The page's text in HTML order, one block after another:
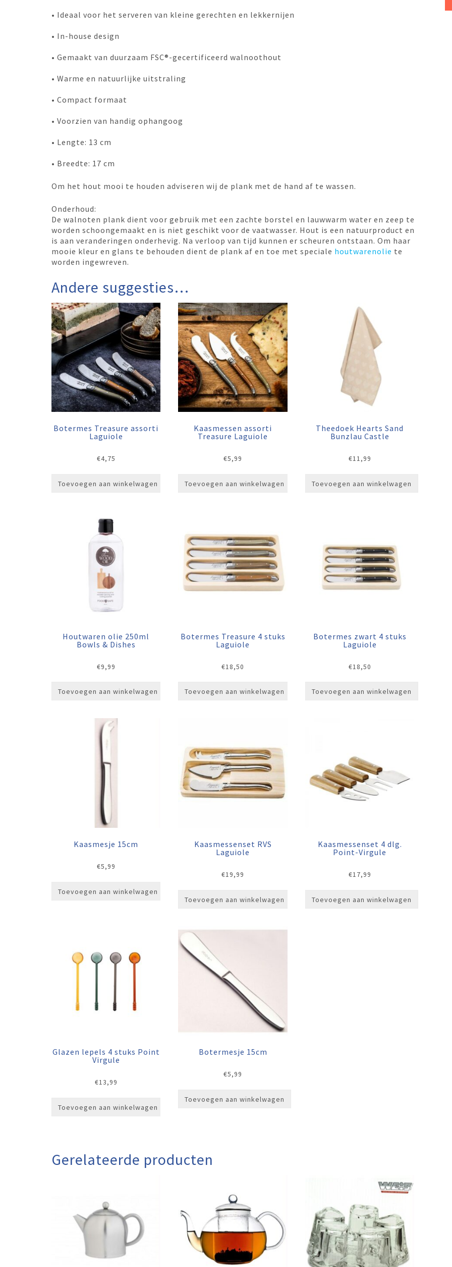
• Ideaal voor het serveren van kleine gerechten en lekkernijen
• In-house design
• Gemaakt van duurzaam FSC®-gecertificeerd walnoothout
• Warme en natuurlijke uitstraling
• Compact formaat
• Voorzien van handig ophangoog
• Lengte: 13 cm
• Breedte: 17 cm
Om het hout mooi te houden adviseren wij de plank met de hand af te wassen.
Onderhoud:
De walnoten plank dient voor gebruik met een zachte borstel en lauwwarm water en zeep te
worden schoongemaakt en is niet geschikt voor de vaatwasser. Hout is een natuurproduct en
is aan veranderingen onderhevig. Na verloop van tijd kunnen er scheuren ontstaan. Om haar
mooie kleur en glans te behouden dient de plank af en toe met speciale houtwarenolie te
worden ingewreven.
Andere suggesties…
Botermes Treasure assorti
Laguiole
€4,75
Toevoegen aan winkelwagen
Kaasmessen assorti
Treasure Laguiole
€5,99
Toevoegen aan winkelwagen
Theedoek Hearts Sand
Bunzlau Castle
€11,99
Toevoegen aan winkelwagen
Houtwaren olie 250ml
Bowls & Dishes
€9,99
Toevoegen aan winkelwagen
Botermes Treasure 4 stuks
Laguiole
€18,50
Toevoegen aan winkelwagen
Botermes zwart 4 stuks
Laguiole
€18,50
Toevoegen aan winkelwagen
Kaasmesje 15cm
€5,99
Toevoegen aan winkelwagen
Kaasmessenset RVS
Laguiole
€19,99
Toevoegen aan winkelwagen
Kaasmessenset 4 dlg.
Point-Virgule
€17,99
Toevoegen aan winkelwagen
Glazen lepels 4 stuks Point
Virgule
€13,99
Toevoegen aan winkelwagen
Botermesje 15cm
€5,99
Toevoegen aan winkelwagen
Gerelateerde producten